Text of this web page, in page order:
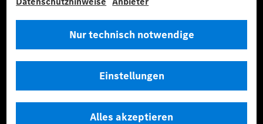
Technische Support-Hotline Kontakt Standorte
Rechtliche Hinweise
Einstellungen